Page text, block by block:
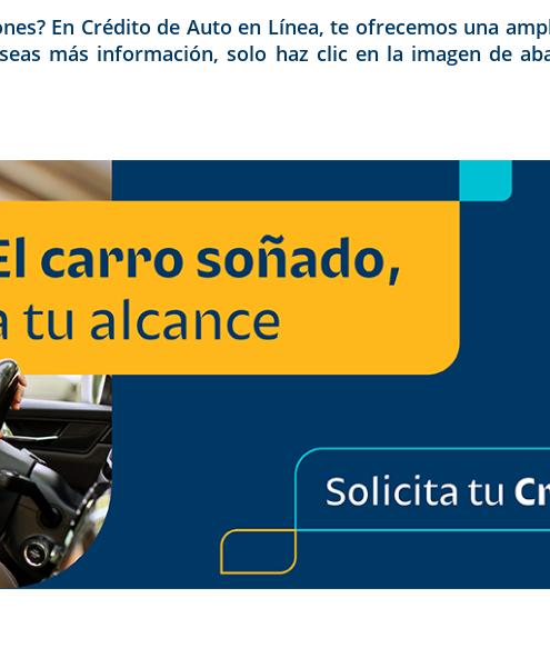
En Crédito de Auto en Línea, te ofrecemos una
más información, solo haz clic en la imagen de